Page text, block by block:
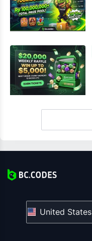
United States